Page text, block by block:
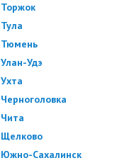
Торжок
Тула
Тюмень
Улан-Удэ
Ухта
Черноголовка
Чита
Щелково
Южно-Сахалинск